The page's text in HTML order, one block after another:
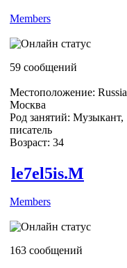
Members
59 сообщений
Местоположение: Russia
Москва
Род занятий: Музыкант,
писатель
Возраст: 34
le7el5is.M
Members
163 сообщений